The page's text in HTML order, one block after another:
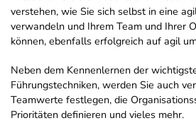
verstehen, wie Sie sich selbst in eine
verwandeln und Ihrem Team und Ihrer
können, ebenfalls erfolgreich auf agil
Neben dem Kennenlernen der
Führungstechniken, werden Sie auch
Teamwerte festlegen, die
Prioritäten definieren und vieles mehr.